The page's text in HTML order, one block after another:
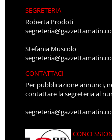
SEGRETERIA
Roberta Prodoti
Stefania Muscolo
CONTATTACI
Per pubblicazione annunci,
contattare la segreteria al